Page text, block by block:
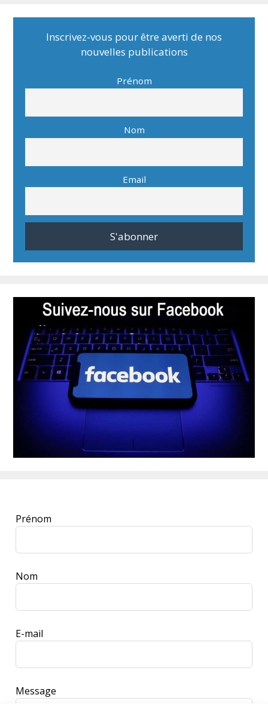
Inscrivez-vous pour être averti de nos
nouvelles publications
Prénom
Nom
Email
Leave
this
Prénom
Nom
E-mail
Message